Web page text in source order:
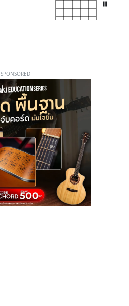
SPONSORED